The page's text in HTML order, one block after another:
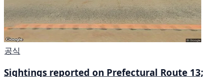
공식
Sightings reported on Prefectural Route 13;